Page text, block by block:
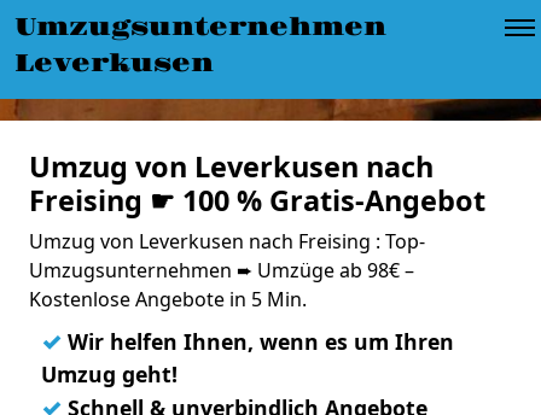
Umzugsunternehmen
Leverkusen
Umzug von Leverkusen nach
Freising ☛ 100 % Gratis-Angebot
Umzug von Leverkusen nach Freising : Top-
Umzugsunternehmen ➨ Umzüge ab 98€ –
Kostenlose Angebote in 5 Min.
✓ Wir helfen Ihnen, wenn es um Ihren
Umzug geht!
✓ Schnell & unverbindlich Angebote